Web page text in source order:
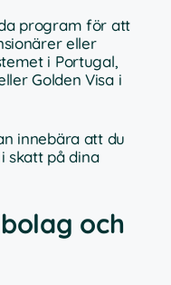
program för att
eller
i Portugal,
Golden Visa i
innebära att du
skatt på dina
och